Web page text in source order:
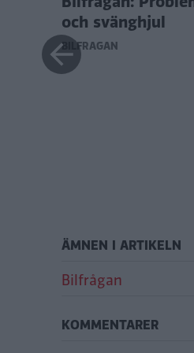
och svänghjul
BILFRÅGAN
ÄMNEN I ARTIKELN
Bilfrågan
KOMMENTARER